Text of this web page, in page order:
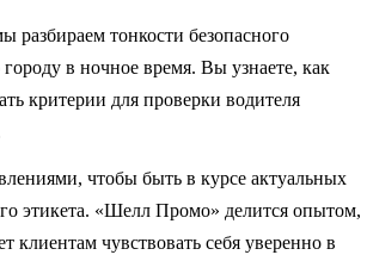
разбираем тонкости безопасного
в ночное время. Вы узнаете, как
критерии для проверки водителя
чтобы быть в курсе актуальных
этикета. «Шелл Промо» делится опытом,
клиентам чувствовать себя уверенно в